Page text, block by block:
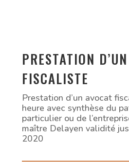
PRESTATION
FISCALISTE
Prestation d’un avocat
heure avec synthèse du
particulier ou de
maître Delayen validité
2020